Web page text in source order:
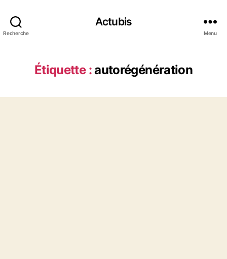
Recherche
Actubis
Menu
Étiquette :autorégénération